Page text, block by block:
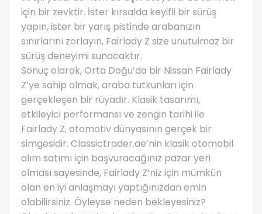
için bir zevktir. İster kırsalda keyifli bir sürüş
yapın, ister bir yarış pistinde arabanızın
sınırlarını zorlayın, Fairlady Z size unutulmaz bir
sürüş deneyimi sunacaktır.
Sonuç olarak, Orta Doğu’da bir Nissan Fairlady
Z’ye sahip olmak, araba tutkunları için
gerçekleşen bir rüyadır. Klasik tasarımı,
etkileyici performansı ve zengin tarihi ile
Fairlady Z, otomotiv dünyasının gerçek bir
simgesidir. Classictrader.ae’nin klasik otomobil
alım satımı için başvuracağınız pazar yeri
olması sayesinde, Fairlady Z’niz için mümkün
olan en iyi anlaşmayı yaptığınızdan emin
olabilirsiniz. Öyleyse neden bekleyesiniz?